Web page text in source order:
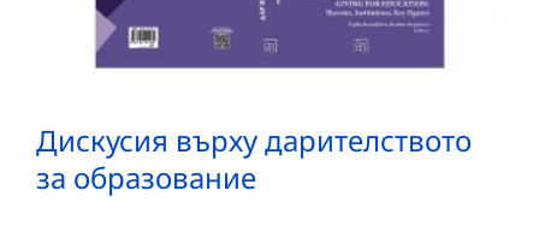
Дискусия върху дарителството
за образование